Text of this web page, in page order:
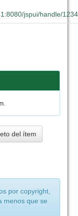
jspui/handle/
del ítem
por copyright,
menos que se